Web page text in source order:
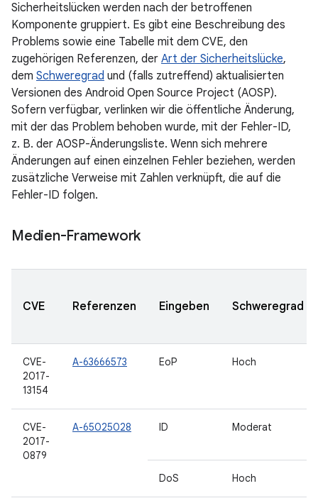
Sicherheitslücken werden nach der betroffenen
Komponente gruppiert. Es gibt eine Beschreibung des
Problems sowie eine Tabelle mit dem CVE, den
zugehörigen Referenzen, der Art der Sicherheitslücke,
dem Schweregrad und (falls zutreffend) aktualisierten
Versionen des Android Open Source Project (AOSP).
Sofern verfügbar, verlinken wir die öffentliche Änderung,
mit der das Problem behoben wurde, mit der Fehler-ID,
z. B. der AOSP-Änderungsliste. Wenn sich mehrere
Änderungen auf einen einzelnen Fehler beziehen, werden
zusätzliche Verweise mit Zahlen verknüpft, die auf die
Fehler-ID folgen.
Medien-Framework
CVE Referenzen Eingeben Schweregrad
CVE-
2017-
13154
A-63666573 EoP Hoch
CVE-
2017-
0879
A-65025028 ID Moderat
DoS Hoch